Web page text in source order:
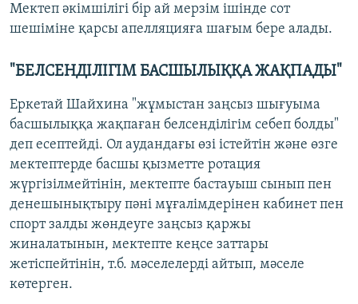
Мектеп әкімшілігі бір ай мерзім ішінде сот
шешіміне қарсы апелляцияға шағым бере алады.
"БЕЛСЕНДІЛІГІМ БАСШЫЛЫҚҚА ЖАҚПАДЫ"
Еркетай Шайхина "жұмыстан заңсыз шығуыма
басшылыққа жақпаған белсенділігім себеп болды"
деп есептейді. Ол аудандағы өзі істейтін және өзге
мектептерде басшы қызметте ротация
жүргізілмейтінін, мектепте бастауыш сынып пен
денешынықтыру пәні мұғалімдерінен кабинет пен
спорт залды жөндеуге заңсыз қаржы
жиналатынын, мектепте кеңсе заттары
жетіспейтінін, т.б. мәселелерді айтып, мәселе
көтерген.